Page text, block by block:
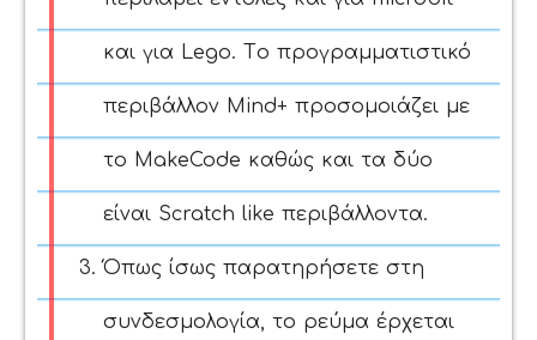
και για Lego. Tο προγραμματιστικό
περιβάλλον Mind+ προσομοιάζει με
το MakeCode καθώς και τα δύο
είναι Scratch like περιβάλλοντα.
Όπως ίσως παρατηρήσετε στη
συνδεσμολογία, το ρεύμα έρχεται